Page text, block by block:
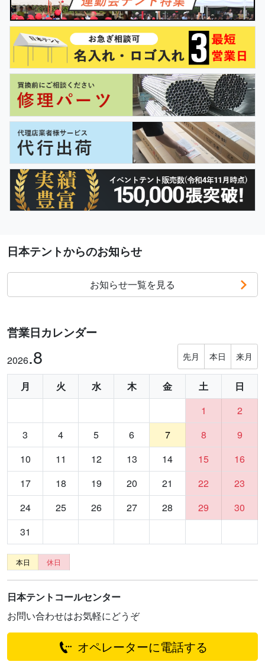
日本テントからのお知らせ
お知らせ一覧を見る
営業日カレンダー
2026.8 先月 本日 来月
月 火 水 木 金 土
日
1
2
3
4 5 6 7 8
9
10
11 12 13 14 15
16
17
18 19 20 21 22
23
24
25 26 27 28 29
30
31
本日 休日
日本テントコールセンター
お問い合わせはお気軽にどうぞ
オペレーターに電話する